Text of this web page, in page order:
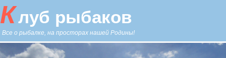
Клуб рыбаков
Все о рыбалке, на просторах нашей Родины!